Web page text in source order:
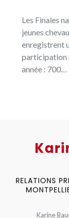
Les Finales
jeunes
enregistrent
participation
année : 700…
RELATIONS
Karine